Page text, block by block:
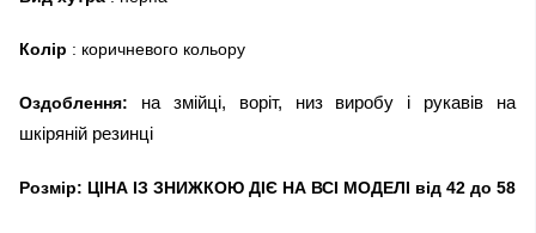
Колір : коричневого кольору
Оздоблення:
на змійці, воріт, низ виробу і рукавів на
шкіряній резинці
Розмір: ЦІНА ІЗ ЗНИЖКОЮ ДІЄ НА ВСІ МОДЕЛІ від 42 до 58